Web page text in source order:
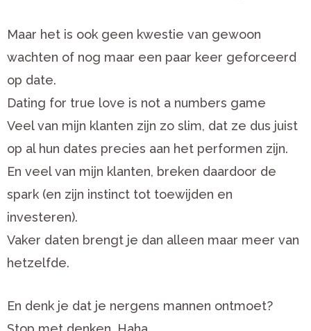
Maar het is ook geen kwestie van gewoon
wachten of nog maar een paar keer geforceerd
op date.
Dating for true love is not a numbers game
Veel van mijn klanten zijn zo slim, dat ze dus juist
op al hun dates precies aan het performen zijn.
En veel van mijn klanten, breken daardoor de
spark (en zijn instinct tot toewijden en
investeren).
Vaker daten brengt je dan alleen maar meer van
hetzelfde.
En denk je dat je nergens mannen ontmoet?